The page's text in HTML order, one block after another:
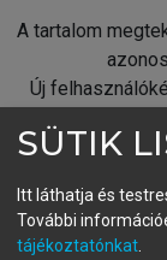
A tartalom
Új
A regisztráció
SÜTIK
Itt láthatja és
További
tájékoztatónkat